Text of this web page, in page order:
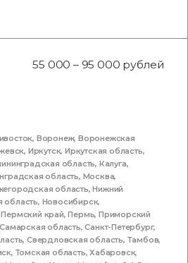
55 000 – 95 000 рублей
, Воронеж,Воронежская
, Иркутск,Иркутская область,
область, Калуга,
область, Москва,
область,Нижний
область, Новосибирск,
Пермский край,Пермь,Приморский
Самарская область,Санкт-Петербург,
,Свердловская область, Тамбов,
, Томская область,Хабаровск,